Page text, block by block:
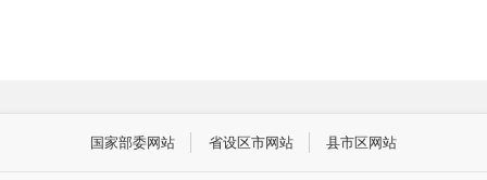
国家部委网站 省设区市网站 县市区网站